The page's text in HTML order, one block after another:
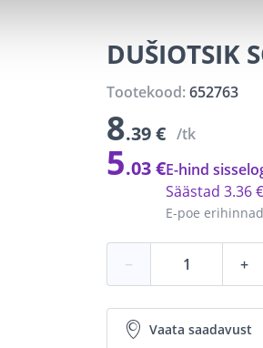
DUŠIOTSIK
Tootekood:652763
8.39 € /tk
5.03 €
E-poe
Säästad 3.36 €
E-hind
− +
Vaata saadavust